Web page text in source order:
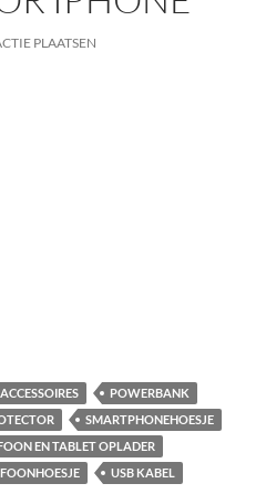
PLAATSEN
POWERBANK
SMARTPHONEHOESJE
EN TABLET OPLADER
USB KABEL